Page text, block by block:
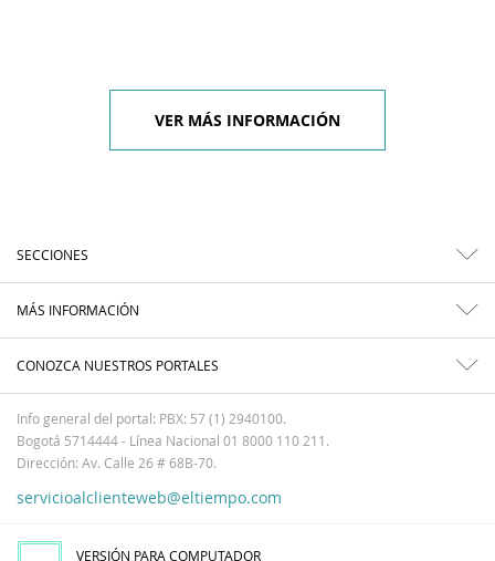
VER MÁS INFORMACIÓN
SECCIONES
MÁS INFORMACIÓN
CONOZCA NUESTROS PORTALES
Info general del portal: PBX: 57 (1) 2940100.
Bogotá 5714444 - Línea Nacional 01 8000 110 211.
Dirección: Av. Calle 26 # 68B-70.
servicioalclienteweb@eltiempo.com
VERSIÓN PARA COMPUTADOR